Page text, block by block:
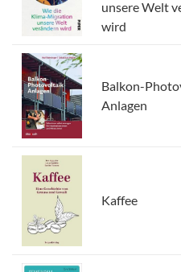
unsere Welt
wird
Balkon-
Anlagen
Kaffee